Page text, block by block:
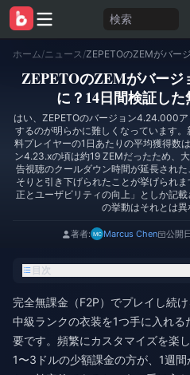
検索
ホーム/ニュース /
ZEPETOのZEMがバージ
に？14日間検証し
はい、ZEPETOのバージョン4.24.000
するのが明らかに難しくなっています
料プレイヤーの1日あたりの平均獲得数
ン4.23.xの頃は約19 ZEMだったため、
告視聴のクールダウン時間が延長され
そりと引き下げられたことが挙げられ
正とユーザビリティの向上」としか記
の挙動はそれとは異
著者: Marcus Chen 公開
目次
完全無課金（F2P）でプレイし続
中級ランクの衣装を1つ手に入れ
要です。頻繁にカスタマイズを楽
1〜3ドルの少額課金の方が、1週